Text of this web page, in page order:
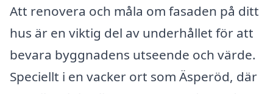
Att renovera och måla om fasaden på ditt
hus är en viktig del av underhållet för att
bevara byggnadens utseende och värde.
Speciellt i en vacker ort som Äsperöd, där